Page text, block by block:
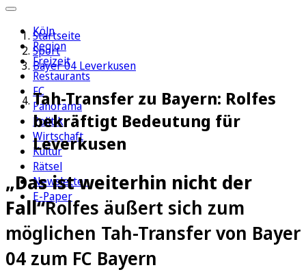
Köln
Region
Freizeit
Restaurants
FC
Panorama
Politik
Wirtschaft
Kultur
Rätsel
Newsletter
E-Paper
Startseite
Sport
Bayer 04 Leverkusen
Tah-Transfer zu Bayern: Rolfes
bekräftigt Bedeutung für
Leverkusen
„Das ist weiterhin nicht der
Fall“Rolfes äußert sich zum
möglichen Tah-Transfer von Bayer
04 zum FC Bayern